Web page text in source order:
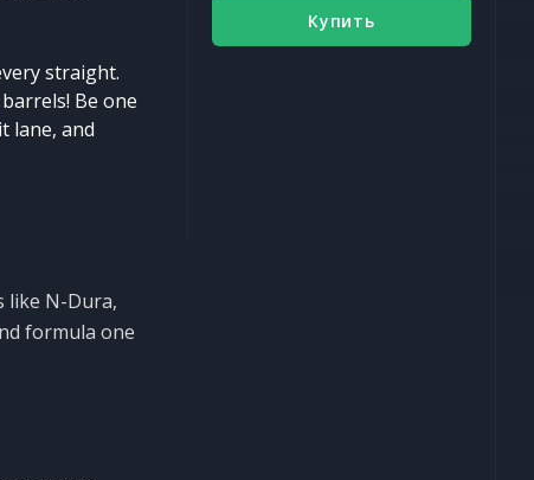
straight.
Be one
lane, and
like N-Dura,
formula one
Купить